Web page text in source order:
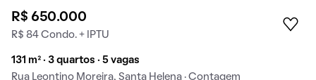
R$ 650.000
R$ 84 Condo. + IPTU
131 m² · 3 quartos · 5 vagas
Rua Leontino Moreira, Santa Helena · Contagem